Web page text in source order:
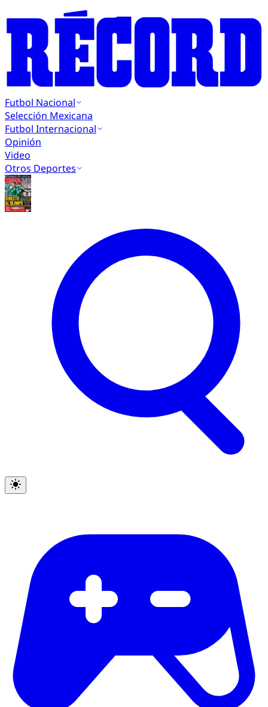
Futbol Nacional
Selección Mexicana
Futbol Internacional
Opinión
Video
Otros Deportes